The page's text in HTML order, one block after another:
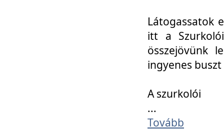
Látogassatok
itt a
összejövünk
ingyenes
A szurkolói
...
Tovább